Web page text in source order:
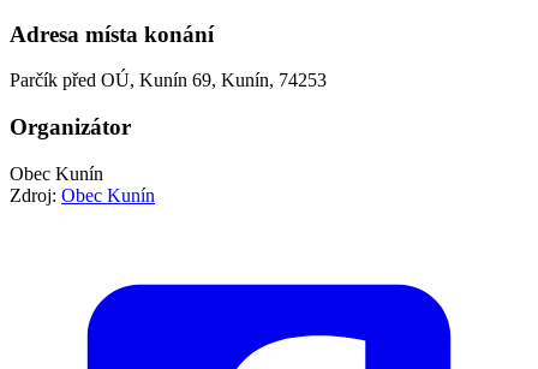
Adresa místa konání
Parčík před OÚ, Kunín 69, Kunín, 74253
Organizátor
Obec Kunín
Zdroj: Obec Kunín